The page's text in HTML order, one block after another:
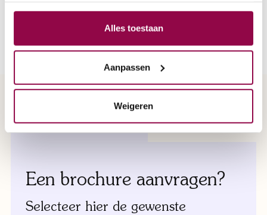
Alles toestaan
Aanpassen
Weigeren
brochure aanvragen
Een brochure aanvragen?
Selecteer hier de gewenste